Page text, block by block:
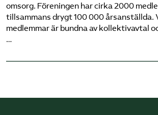
Pressrum
Privat Vårdfakta
Bli medlem
omsorg. Föreningen har cirka 2000
tillsammans drygt 100 000 årsanställda.
medlemmar är bundna av kollektivavtal
…